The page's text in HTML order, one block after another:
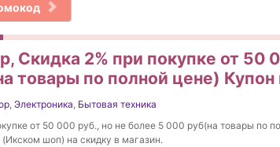
Скидка 2% при покупке от 50
товары по полной цене) Купон
, Электроника, Бытовая техника
от 50 000 руб., но не более 5 000 руб(на товары по
шоп) на скидку в магазин.